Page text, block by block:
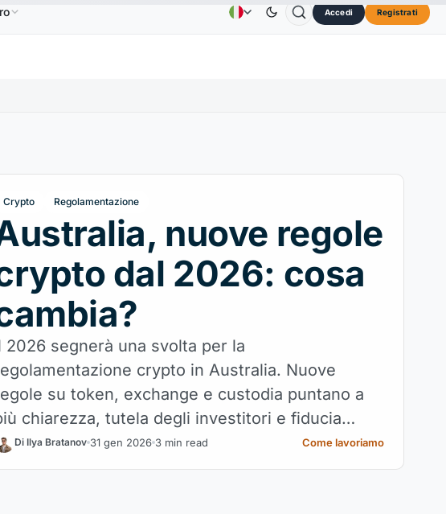
XRP ↑2.10% TRONTRX 0,3264 USD↓0.30%
ContattiAbout Us Accedi Registrati
Crypto Regolamentazione
nuove regole
dal 2026: cosa
2026 segnerà una svolta per la
crypto in Australia. Nuove
su token, exchange e custodia puntano a
chiarezza, tutela degli investitori e fiducia
Di Ilya Bratanov 31 gen 2026 3 min read Come lavoriamo